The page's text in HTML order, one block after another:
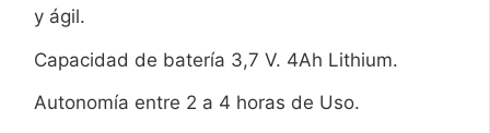
y ágil.
Capacidad de batería 3,7 V. 4Ah Lithium.
Autonomía entre 2 a 4 horas de Uso.